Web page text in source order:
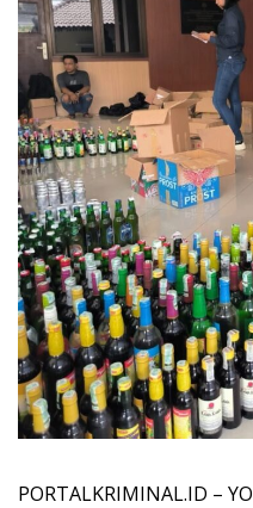
PORTALKRIMINAL.ID –